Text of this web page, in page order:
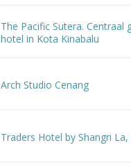
The Pacific Sutera. Centraal
hotel in Kota Kinabalu
Arch Studio Cenang
Traders Hotel by Shangri